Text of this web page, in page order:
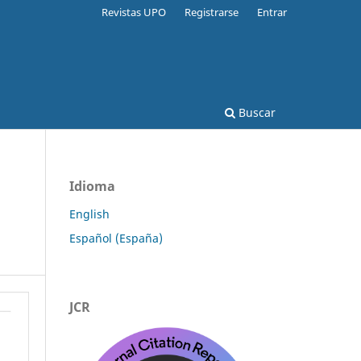
Buscar
Revistas UPO Registrarse Entrar
Idioma
English
Español (España)
JCR